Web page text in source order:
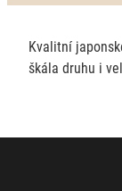
Kvalitní
škála druhu i